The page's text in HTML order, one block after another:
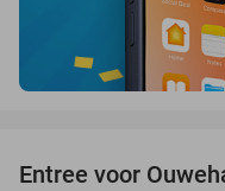
Entree voor